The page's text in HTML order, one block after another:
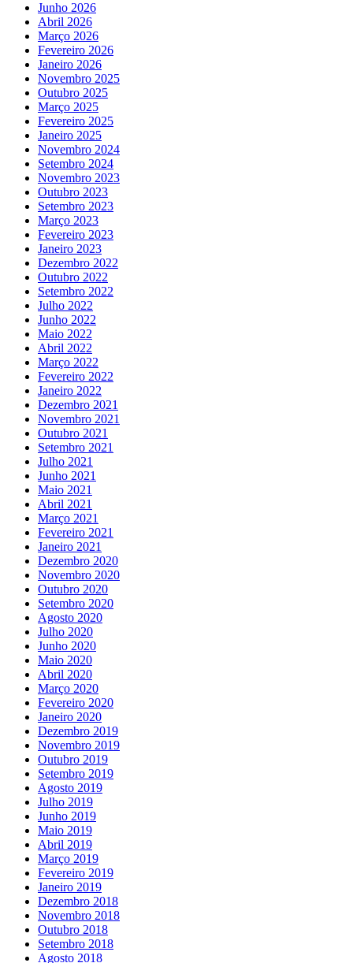
Junho 2026
Abril 2026
Março 2026
Fevereiro 2026
Janeiro 2026
Novembro 2025
Outubro 2025
Março 2025
Fevereiro 2025
Janeiro 2025
Novembro 2024
Setembro 2024
Novembro 2023
Outubro 2023
Setembro 2023
Março 2023
Fevereiro 2023
Janeiro 2023
Dezembro 2022
Outubro 2022
Setembro 2022
Julho 2022
Junho 2022
Maio 2022
Abril 2022
Março 2022
Fevereiro 2022
Janeiro 2022
Dezembro 2021
Novembro 2021
Outubro 2021
Setembro 2021
Julho 2021
Junho 2021
Maio 2021
Abril 2021
Março 2021
Fevereiro 2021
Janeiro 2021
Dezembro 2020
Novembro 2020
Outubro 2020
Setembro 2020
Agosto 2020
Julho 2020
Junho 2020
Maio 2020
Abril 2020
Março 2020
Fevereiro 2020
Janeiro 2020
Dezembro 2019
Novembro 2019
Outubro 2019
Setembro 2019
Agosto 2019
Julho 2019
Junho 2019
Maio 2019
Abril 2019
Março 2019
Fevereiro 2019
Janeiro 2019
Dezembro 2018
Novembro 2018
Outubro 2018
Setembro 2018
Agosto 2018